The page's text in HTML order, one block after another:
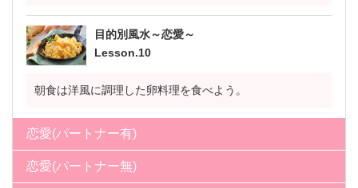
目的別風水～恋愛～
Lesson.10
朝食は洋風に調理した卵料理を食べよう。
恋愛(パートナー有)
恋愛(パートナー無)